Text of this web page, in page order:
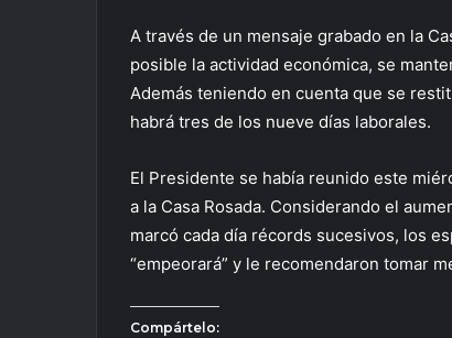
A través de un mensaje grabado en la
posible la actividad económica, se
Además teniendo en cuenta que se
habrá tres de los nueve días laborales.
El Presidente se había reunido este
a la Casa Rosada. Considerando el
marcó cada día récords sucesivos, los
“empeorará” y le recomendaron tomar
Compártelo: